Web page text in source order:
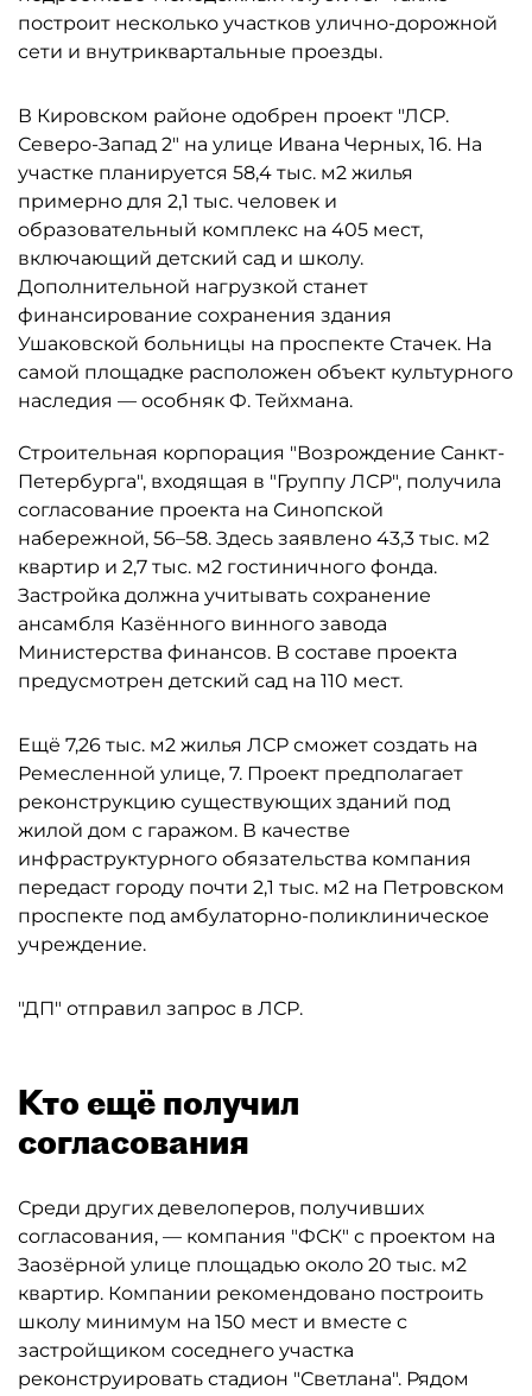
построит несколько участков улично-дорожной
сети и внутриквартальные проезды.
В Кировском районе одобрен проект "ЛСР.
Северо-Запад 2" на улице Ивана Черных, 16. На
участке планируется 58,4 тыс. м2 жилья
примерно для 2,1 тыс. человек и
образовательный комплекс на 405 мест,
включающий детский сад и школу.
Дополнительной нагрузкой станет
финансирование сохранения здания
Ушаковской больницы на проспекте Стачек. На
самой площадке расположен объект культурного
наследия — особняк Ф. Тейхмана.
Строительная корпорация "Возрождение Санкт-
Петербурга", входящая в "Группу ЛСР", получила
согласование проекта на Синопской
набережной, 56–58. Здесь заявлено 43,3 тыс. м2
квартир и 2,7 тыс. м2 гостиничного фонда.
Застройка должна учитывать сохранение
ансамбля Казённого винного завода
Министерства финансов. В составе проекта
предусмотрен детский сад на 110 мест.
Ещё 7,26 тыс. м2 жилья ЛСР сможет создать на
Ремесленной улице, 7. Проект предполагает
реконструкцию существующих зданий под
жилой дом с гаражом. В качестве
инфраструктурного обязательства компания
передаст городу почти 2,1 тыс. м2 на Петровском
проспекте под амбулаторно-поликлиническое
учреждение.
"ДП" отправил запрос в ЛСР.
Кто ещё получил
согласования
Среди других девелоперов, получивших
согласования, — компания "ФСК" с проектом на
Заозёрной улице площадью около 20 тыс. м2
квартир. Компании рекомендовано построить
школу минимум на 150 мест и вместе с
застройщиком соседнего участка
реконструировать стадион "Светлана". Рядом